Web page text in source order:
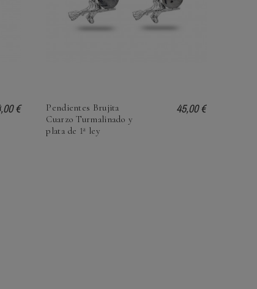
€
Pendientes Brujita
Cuarzo Turmalinado y
plata de 1ª ley
45,00 €